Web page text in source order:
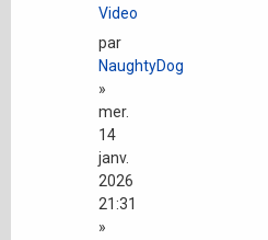
Video
par
NaughtyDog
»
mer.
14
janv.
2026
21:31
»